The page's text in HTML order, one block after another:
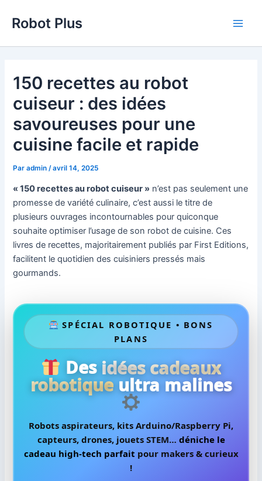
Robot Plus
150 recettes au robot
cuiseur : des idées
savoureuses pour une
cuisine facile et rapide
Paradmin /avril 14, 2025
« 150 recettes au robot cuiseur » n’est pas seulement une
promesse de variété culinaire, c’est aussi le titre de
plusieurs ouvrages incontournables pour quiconque
souhaite optimiser l’usage de son robot de cuisine. Ces
livres de recettes, majoritairement publiés par First Editions,
facilitent le quotidien des cuisiniers pressés mais
gourmands.
SPÉCIAL ROBOTIQUE • BONS
PLANS
Desidées cadeaux
robotique ultra malines
Robots aspirateurs, kits Arduino/Raspberry Pi,
capteurs, drones, jouets STEM… déniche le
cadeau high-tech parfait pour makers & curieux
!